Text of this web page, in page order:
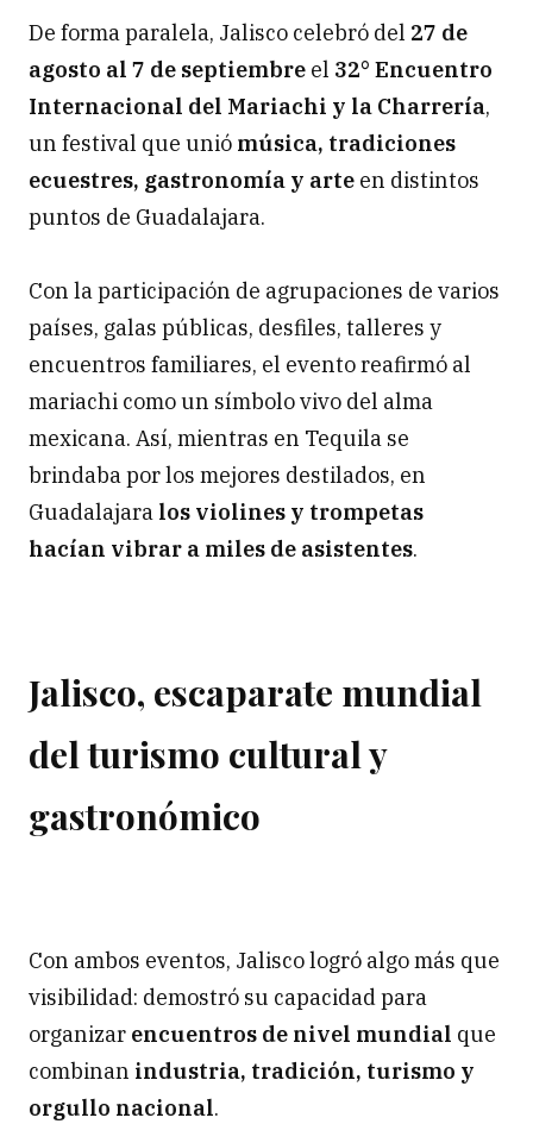
De forma paralela, Jalisco celebró del 27 de
agosto al 7 de septiembre el 32° Encuentro
Internacional del Mariachi y la Charrería,
un festival que unió música, tradiciones
ecuestres, gastronomía y arte en distintos
puntos de Guadalajara.
Con la participación de agrupaciones de varios
países, galas públicas, desfiles, talleres y
encuentros familiares, el evento reafirmó al
mariachi como un símbolo vivo del alma
mexicana. Así, mientras en Tequila se
brindaba por los mejores destilados, en
Guadalajara los violines y trompetas
hacían vibrar a miles de asistentes.
Jalisco, escaparate mundial
del turismo cultural y
gastronómico
Con ambos eventos, Jalisco logró algo más que
visibilidad: demostró su capacidad para
organizar encuentros de nivel mundial que
combinan industria, tradición, turismo y
orgullo nacional.